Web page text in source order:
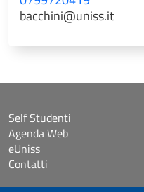
bacchini@uniss.it
Self Studenti
Agenda Web
eUniss
Contatti